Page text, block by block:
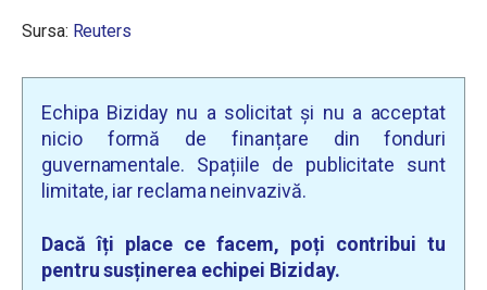
Sursa: Reuters
Echipa Biziday nu a solicitat și nu a acceptat
nicio formă de finanțare din fonduri
guvernamentale. Spațiile de publicitate sunt
limitate, iar reclama neinvazivă.
Dacă îți place ce facem, poți contribui tu
pentru susținerea echipei Biziday.